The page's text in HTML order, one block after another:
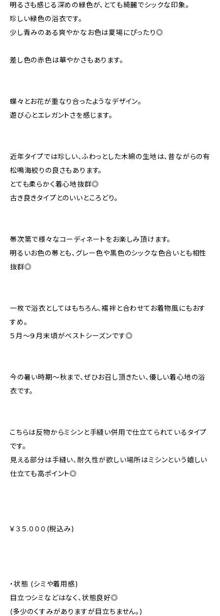
明るさも感じる深めの緑色が、とても綺麗でシックな印象。
珍しい緑色の浴衣です。
少し青みのある爽やかなお色は夏場にぴったり◎
差し色の赤色は華やかさもあります。
蝶々とお花が重なり合ったようなデザイン。
遊び心とエレガントさを感じます。
近年タイプでは珍しい、ふわっとした木綿の生地は、昔ながらの有
松鳴海絞りの良さもあります。
とても柔らかく着心地抜群◎
古き良きタイプとのいいところどり。
帯次第で様々なコーディネートをお楽しみ頂けます。
明るいお色の帯とも、グレー色や黒色のシックな色合いとも相性
抜群◎
一枚で浴衣としてはもちろん、襦袢と合わせてお着物風にもおす
すめ。
５月～９月末頃がベストシーズンです◎
今の暑い時期〜秋まで、ぜひお召し頂きたい、優しい着心地の浴
衣です。
こちらは反物からミシンと手縫い併用で仕立てられているタイプ
です。
見える部分は手縫い、耐久性が欲しい場所はミシンという嬉しい
仕立ても高ポイント◎
￥３５.０００(税込み)
・状態 (シミや着用感)
目立つシミなどはなく、状態良好◎
(多少のくすみがありますが目立ちません。)